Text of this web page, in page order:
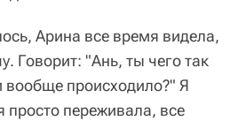
Арина все время видела,
Говорит: "Ань, ты чего так
вообще происходило?" Я
просто переживала, все